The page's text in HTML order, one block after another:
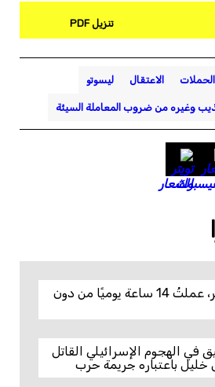
تنزيل PDF
الحملات الاعتقال ليسوتو
وغيره من ضروب المعاملة السيئة
“لمدة خمسة أشهر، عملتُ 14 ساعة يوميًا من دون
في الهجوم الإسرائيلي القاتل
خليل باعتباره جريمة حرب